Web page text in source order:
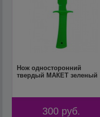
Нож односторонний
твердый МАКЕТ зеленый
300 руб.